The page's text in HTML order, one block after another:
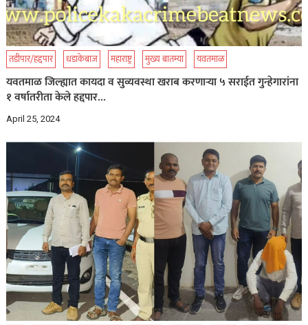
तडीपार/हद्दपार धडाकेबाज महाराष्ट्र मुख्य बातम्या यवतमाळ
यवतमाळ जिल्ह्यात कायदा व सुव्यवस्था खराब करणाऱ्या ५ सराईत गुन्हेगारांना
१ वर्षातरीता केले हद्दपार…
April 25, 2024